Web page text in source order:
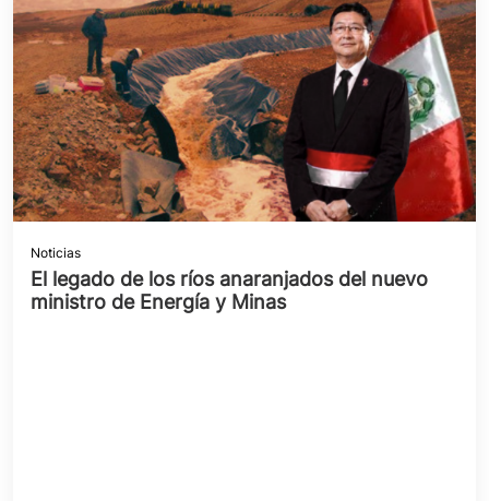
Noticias
El legado de los ríos anaranjados del nuevo
ministro de Energía y Minas